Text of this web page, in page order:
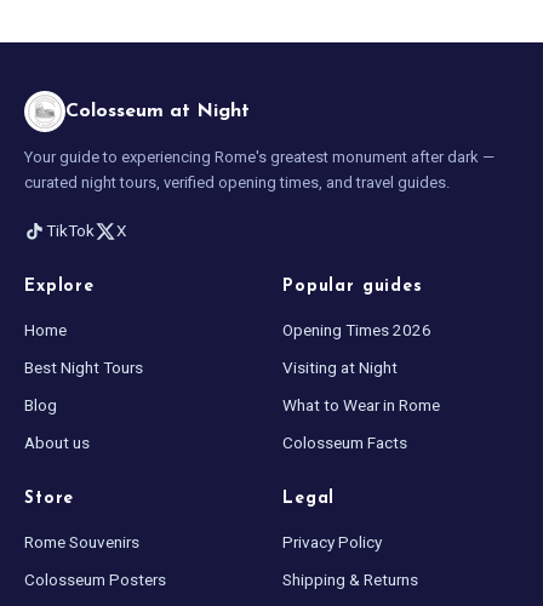
Colosseum at Night
Your guide to experiencing Rome's greatest monument after dark —
curated night tours, verified opening times, and travel guides.
TikTok X
Explore
Home
Best Night Tours
Blog
About us
Popular guides
Opening Times 2026
Visiting at Night
What to Wear in Rome
Colosseum Facts
Store
Rome Souvenirs
Colosseum Posters
Legal
Privacy Policy
Shipping & Returns